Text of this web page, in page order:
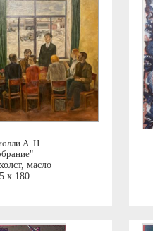
А. Н.
холст, масло
x 180